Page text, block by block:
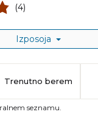
(4)
Izposoja
Trenutno berem
seznamu.